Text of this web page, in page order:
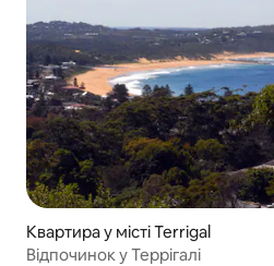
Квартира у місті Terrigal
Відпочинок у Террігалі